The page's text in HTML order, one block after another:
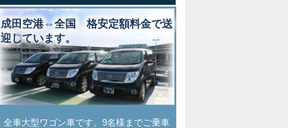
成田空港⇔全国 格安定額料金で送
迎しています。
全車大型ワゴン車です。9名様までご乗車